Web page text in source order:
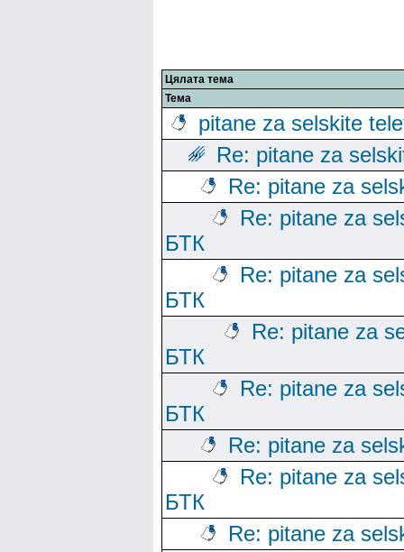
Цялата тема
Тема
pitane za selskite
Re: pitane za
Re: pitane za
Re: pitane za
БТК
Re: pitane za
БТК
Re: pitane za
БТК
Re: pitane za
БТК
Re: pitane za
Re: pitane za
БТК
Re: pitane za